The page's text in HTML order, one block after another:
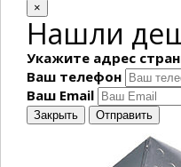
×
Нашли
Укажите адрес
Ваш телефон
Ваш Email
Закрыть Отправить